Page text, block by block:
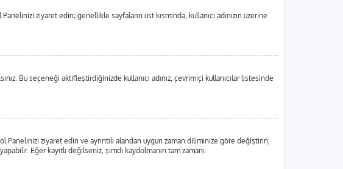
ziyaret edin; genellikle sayfaların üst kısmında, kullanıcı adınızın üzerine
Bu seçeneği aktifleştirdiğinizde kullanıcı adınız, çevrimiçi kullanıcılar listesinde
ziyaret edin ve ayrıntılı alandan uygun zaman diliminize göre değiştirin,
Eğer kayıtlı değilseniz, şimdi kaydolmanın tam zamanı.